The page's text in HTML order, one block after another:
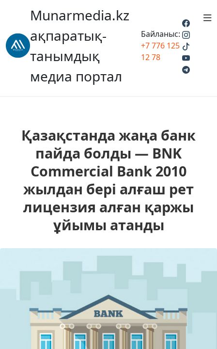
Munarmedia.kz
ақпаратық-
танымдық
медиа портал
Байланыс:
+7 776 125
12 78
Қазақстанда жаңа банк
пайда болды — BNK
Commercial Bank 2010
жылдан бері алғаш рет
лицензия алған қаржы
ұйымы атанды